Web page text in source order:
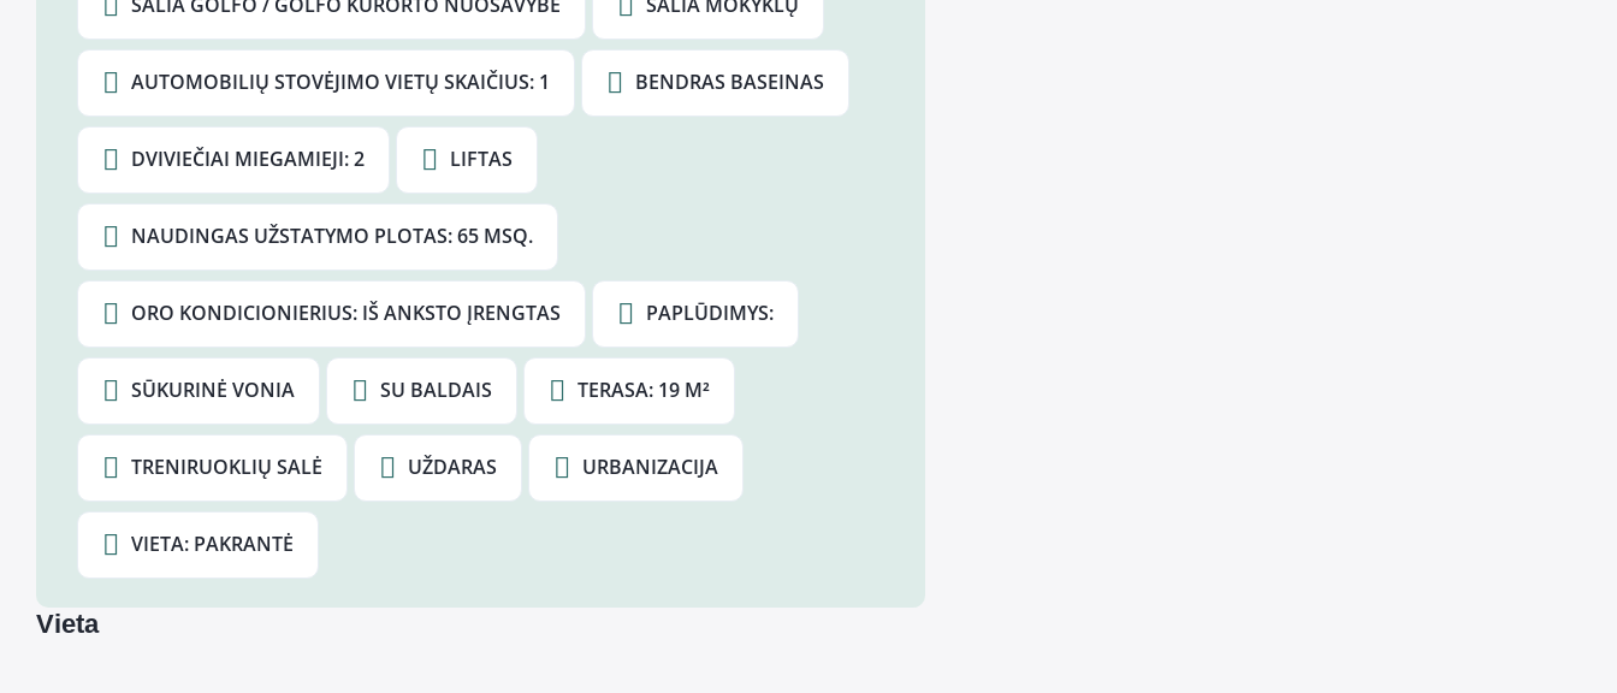
AUTOMOBILIŲ STOVĖJIMO VIETŲ SKAIČIUS: 1 BENDRAS BASEINAS
DVIVIEČIAI MIEGAMIEJI: 2 LIFTAS
NAUDINGAS UŽSTATYMO PLOTAS: 65 MSQ.
ORO KONDICIONIERIUS: IŠ ANKSTO ĮRENGTAS PAPLŪDIMYS:
SŪKURINĖ VONIA SU BALDAIS TERASA: 19 M²
TRENIRUOKLIŲ SALĖ UŽDARAS URBANIZACIJA
VIETA: PAKRANTĖ
Vieta